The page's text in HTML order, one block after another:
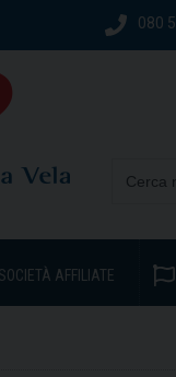
080
SOCIETÀ AFFILIATE